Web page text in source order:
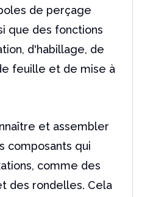
de perçage
que des fonctions
d'habillage, de
feuille et de mise à
et assembler
composants qui
comme des
des rondelles. Cela